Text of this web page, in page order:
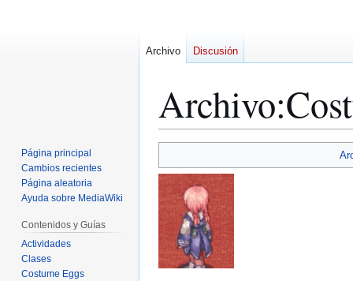
Archivo:
a
navegación
a
búsqueda
Archivo Discusión
Página principal
Cambios recientes
Página aleatoria
Ayuda sobre MediaWiki
Contenidos y Guías
Actividades
Clases
Costume Eggs